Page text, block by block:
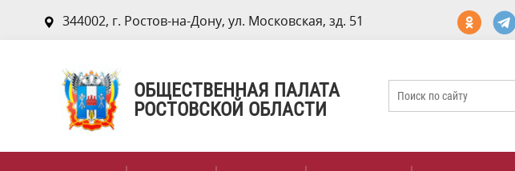
344002, г. Ростов-на-Дону, ул. Московская, зд. 51
ОБЩЕСТВЕННАЯ ПАЛАТА
РОСТОВСКОЙ ОБЛАСТИ